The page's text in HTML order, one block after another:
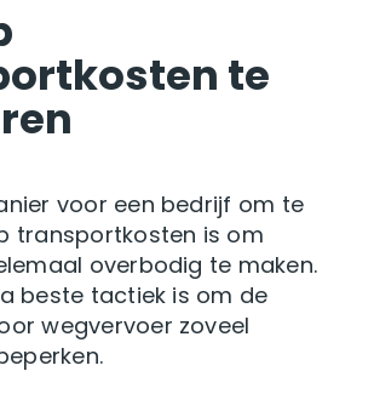
te
voor een bedrijf om te
transportkosten is om
overbodig te maken.
beste tactiek is om de
wegvervoer zoveel